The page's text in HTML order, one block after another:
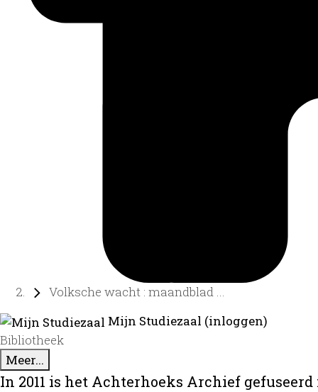
Volksche wacht : maandblad ...
Mijn Studiezaal (inloggen)
Bibliotheek
Meer...
In 2011 is het Achterhoeks Archief